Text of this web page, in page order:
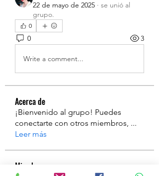
22 de mayo de 2025 · se unió al
grupo.
0
0 3
Write a comment...
Acerca de
¡Bienvenido al grupo! Puedes
conectarte con otros miembros, ...
Leer más
Miembros